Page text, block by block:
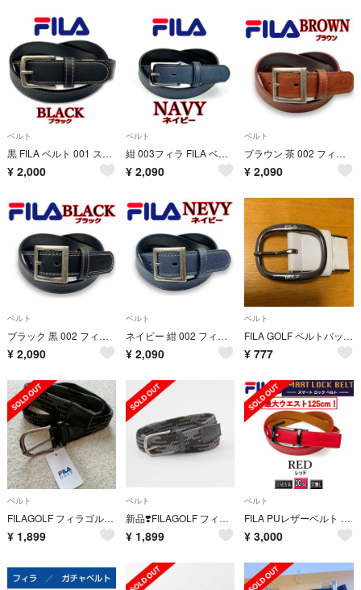
ベルト
黒 FILA ベルト 001 ステッチ 2.8cm ブラック フィラ
¥ 2,000
ベルト
紺 003フィラ FILA ベルト ピンバックル 2.8cm 長め ネイビー
¥ 2,090
ベルト
ブラウン 茶 002 フィラ ベルト ギャリソン ダブルステッチ
¥ 2,090
ベルト
ブラック 黒 002 フィラ ベルト ギャリソン ダブルステッチ
¥ 2,090
ベルト
ネイビー 紺 002 フィラ ベルト ギャリソン ダブルステッチ
¥ 2,090
ベルト
FILA GOLF ベルトバックルのみ
¥ 777
ベルト
FILAGOLF フィラゴルフ ベルト
¥ 1,899
ベルト
新品❣️FILAGOLF フィラゴルフ ベルト
¥ 1,899
ベルト
FILA PUレザーベルト 30ｍｍ M012 レッド 赤 穴なし 無段階
¥ 3,000